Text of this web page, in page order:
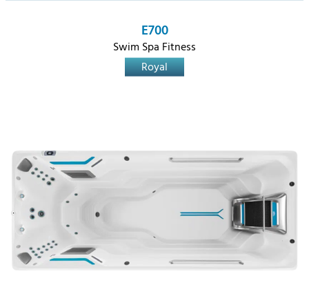
E700
Swim Spa Fitness
Royal